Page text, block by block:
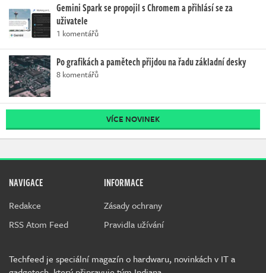
Gemini Spark se propojil s Chromem a přihlásí se za
uživatele
1 komentářů
Po grafikách a pamětech přijdou na řadu základní desky
8 komentářů
VÍCE NOVINEK
NAVIGACE
Redakce
RSS Atom Feed
INFORMACE
Zásady ochrany
Pravidla užívání
Techfeed je speciální magazín o hardwaru, novinkách v IT a